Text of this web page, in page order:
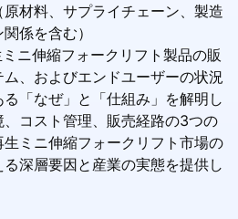
材料、サプライチェーン、製造
係を含む）
ニ伸縮フォークリフト製品の販
、およびエンドユーザーの状況
「なぜ」と「仕組み」を解明し
コスト管理、販売経路の3つの
ミニ伸縮フォークリフト市場の
深層要因と産業の実態を提供し